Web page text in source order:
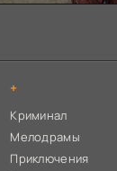
+
Криминал
Мелодрамы
Приключения